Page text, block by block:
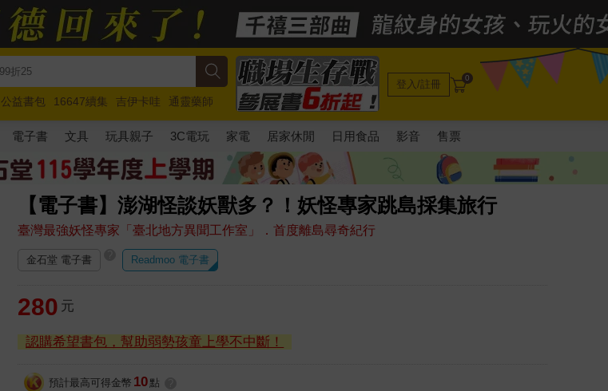
公益書包 16647續集 吉伊卡哇
通靈藥師
玩具總動員5 超慢跑
登入/註冊 0
電子書 文具 玩具親子 3C電玩 家電 居家休閒 日用食品 影音 售票
【電子書】澎湖怪談妖獸多？！妖怪專家跳島採集旅行
臺灣最強妖怪專家「臺北地方異聞工作室」．首度離島尋奇紀行
金石堂 電子書 Readmoo 電子書
280 元
認購希望書包，幫助弱勢孩童上學不中斷！
預計最高可得金幣 10 點